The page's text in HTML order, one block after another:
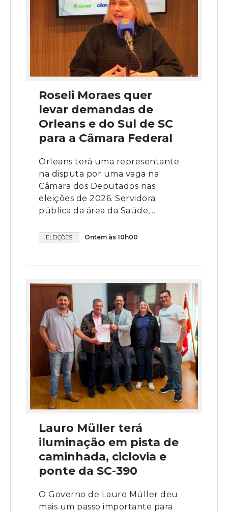
Roseli Moraes quer
levar demandas de
Orleans e do Sul de SC
para a Câmara Federal
Orleans terá uma representante
na disputa por uma vaga na
Câmara dos Deputados nas
eleições de 2026. Servidora
pública da área da Saúde,...
ELEIÇÕES Ontem às 10h00
Lauro Müller terá
iluminação em pista de
caminhada, ciclovia e
ponte da SC-390
O Governo de Lauro Müller deu
mais um passo importante para